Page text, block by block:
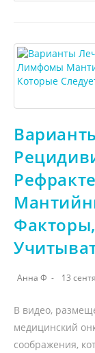
Анна Ф 13
В видео,
медицинский
соображения,